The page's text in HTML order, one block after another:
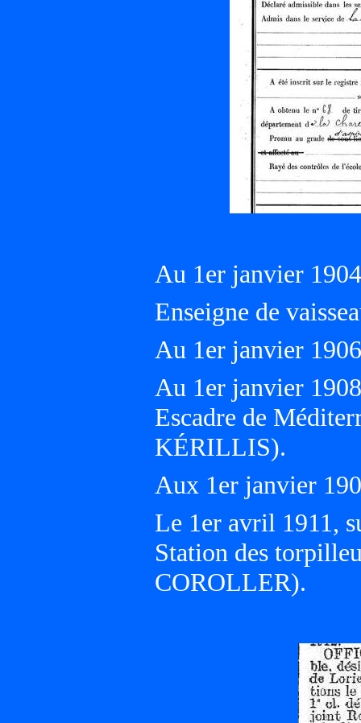
Au 1er janvier
Enseigne de
Au 1er janvier
Au 1er janvier
Escadre de
KÉRILLIS).
Aux 1er janvier
Le 1er avril 1911,
Station des
COROLLER).